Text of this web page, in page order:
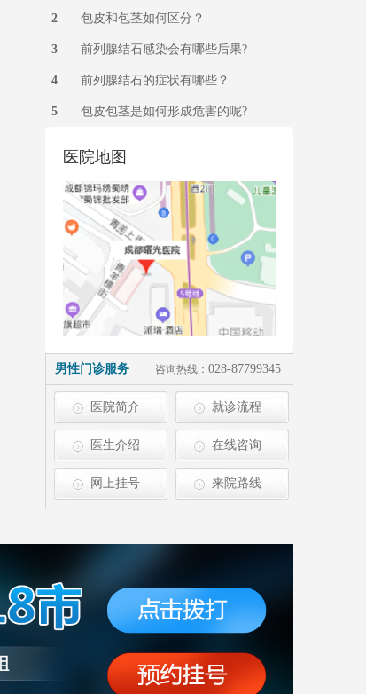
2 包皮和包茎如何区分？
3 前列腺结石感染会有哪些后果?
4 前列腺结石的症状有哪些？
5 包皮包茎是如何形成危害的呢?
医院地图
男性门诊服务 咨询热线： 028-87799345
医院简介 就诊流程
医生介绍 在线咨询
网上挂号 来院路线